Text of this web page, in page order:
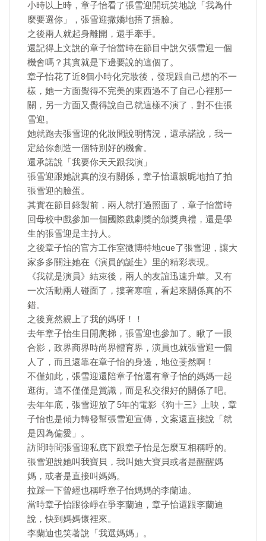
小時以上時，章子怡看了張雪迎開玩笑地說「我為什
麼要選你」，張雪迎撒嬌地捂了捂臉。
之後兩人就起身離開，還手牽手。
還記得上文說的章子怡當時在節目中說欠張雪迎一個
機會嗎？其實就是下邊要說的這個了。
章子怡花了近8個小時化完妝後，發現跟自己想的不一
樣，她一方面覺得不完美的東西過不了自己心裡那一
關，另一方面又覺得說自己就這樣不演了，對不住張
雪迎。
她就跑去張雪迎的化妝間說明情況，還承諾說，我一
定給你創造一個特別好的機會。
還承諾說「我要你天天跟我演」
張雪迎跟她說真的沒有關係，章子怡還親昵地拍了拍
張雪迎的臉蛋。
其實在節目錄製前，兩人就打過照面了，章子怡當時
回母校中戲參加一個國際戲劇獎的頒獎典禮，還是學
生的張雪迎是主持人。
之後章子怡的官方工作室微博特地cue了張雪迎，讓大
家多多關注她在《演員的誕生》里的精彩表現。
《我就是演員》結束後，兩人的友誼迅速升華。又有
一次活動兩人碰面了，摟著寒暄，看起來關係真的不
錯。
之後竟然親上了我的媽呀！！
去年章子怡生日開爬梯，張雪迎也參加了。瞅了一眼
合影，政界商界時尚界體育界，演員也就張雪迎一個
人了，而且還靠在章子怡的身邊，地位斐然啊！
不僅如此，張雪迎還陪章子怡還有章子怡的媽媽一起
逛街。這不僅僅是賞識，而是私交很好的關係了吧。
去年年底，張雪迎放了5年的電影《狗十三》上映，章
子怡也是傾力轉發幫張雪迎宣傳，文案還直接說「就
是因為偏愛」。
訪問時問張雪迎私底下跟章子怡是怎麼互相稱呼的。
張雪迎說她叫我寶貝，我叫她大寶貝或者是醒醒媽
媽，或者是直接叫媽媽。
拉踩一下曾經也稱呼章子怡媽媽的李蘭迪。
當時章子怡跟徐崢在爭李蘭迪，章子怡還跟李蘭迪
說，快到媽媽懷裡來。
李蘭迪也笑著說「我選媽媽」。